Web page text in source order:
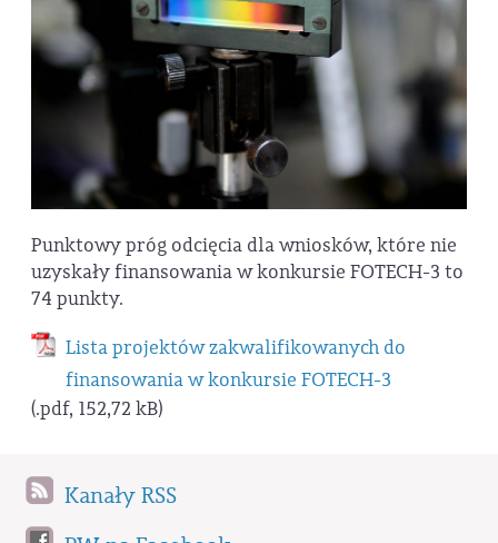
Punktowy próg odcięcia dla wniosków, które nie
uzyskały finansowania w konkursie FOTECH-3 to
74 punkty.
Lista projektów zakwalifikowanych do
finansowania w konkursie FOTECH-3
(.pdf, 152,72 kB)
Kanały RSS